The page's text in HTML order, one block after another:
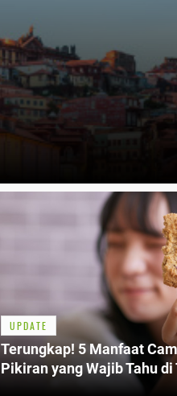
UPDATE
Terungkap! 5 Manfaat
Pikiran yang Wajib Tahu di